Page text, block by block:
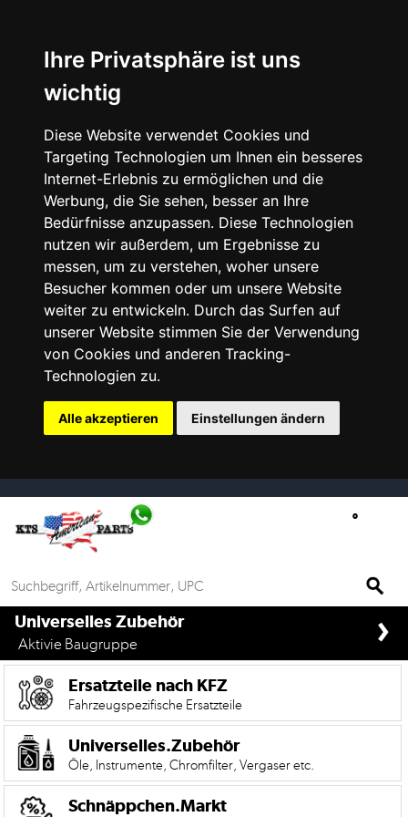
Ihre Privatsphäre ist uns
wichtig
Diese Website verwendet Cookies und
Targeting Technologien um Ihnen ein besseres
Internet-Erlebnis zu ermöglichen und die
Werbung, die Sie sehen, besser an Ihre
Bedürfnisse anzupassen. Diese Technologien
nutzen wir außerdem, um Ergebnisse zu
messen, um zu verstehen, woher unsere
Besucher kommen oder um unsere Website
weiter zu entwickeln. Durch das Surfen auf
unserer Website stimmen Sie der Verwendung
von Cookies und anderen Tracking-
Technologien zu.
Alle akzeptieren Einstellungen ändern
nach
KFZ
Universelles
Anfrage
&
Kontaktformular
Garage
Carport
Die
Mobile
Version
if%> >
Universelles Zubehör
Aktivie Baugruppe ›
Ersatzteile nach KFZ
Fahrzeugspezifische Ersatzteile
Universelles.Zubehör
Öle, Instrumente, Chromfilter, Vergaser etc.
Schnäppchen.Markt